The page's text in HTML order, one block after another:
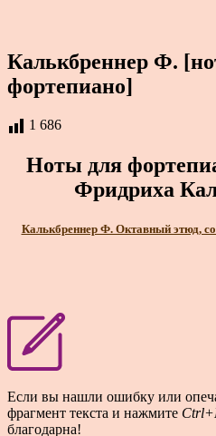
Калькбреннер Ф.
фортепиано]
1 686
Ноты для
Фридриха
Калькбреннер Ф. Октавный этюд,
Если вы нашли ошибку или
фрагмент текста и нажмите
благодарна!